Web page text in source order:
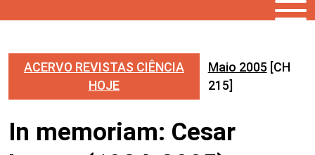
ACERVO REVISTAS CIÊNCIA
HOJE
Maio 2005 [CH
215]
In memoriam: Cesar